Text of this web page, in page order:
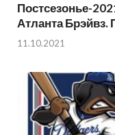
Постсезонье-
Атланта Брэйвз.
11.10.2021